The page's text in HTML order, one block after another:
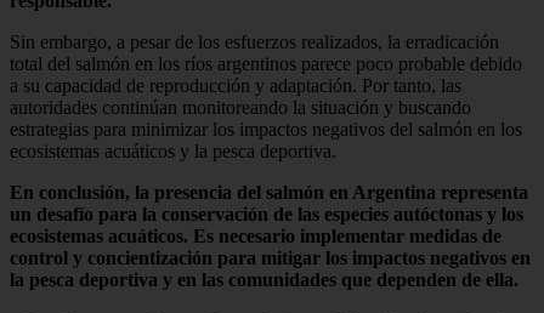
Sin embargo, a pesar de los esfuerzos realizados, la erradicación
total del salmón en los ríos argentinos parece poco probable debido
a su capacidad de reproducción y adaptación. Por tanto, las
autoridades continúan monitoreando la situación y buscando
estrategias para minimizar los impactos negativos del salmón en los
ecosistemas acuáticos y la pesca deportiva.
En conclusión, la presencia del salmón en Argentina representa
un desafío para la conservación de las especies autóctonas y los
ecosistemas acuáticos. Es necesario implementar medidas de
control y concientización para mitigar los impactos negativos en
la pesca deportiva y en las comunidades que dependen de ella.